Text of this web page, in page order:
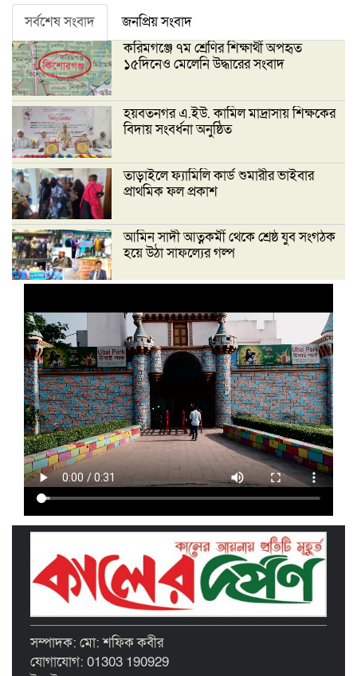
সর্বশেষ সংবাদ
জনপ্রিয় সংবাদ
করিমগঞ্জে ৭ম শ্রেণির শিক্ষার্থী অপহৃত
১৫দিনেও মেলেনি উদ্ধারের সংবাদ
হয়বতনগর এ.ইউ. কামিল মাদ্রাসায় শিক্ষকের
বিদায় সংবর্ধনা অনুষ্ঠিত
তাড়াইলে ফ্যামিলি কার্ড শুমারীর ভাইবার
প্রাথমিক ফল প্রকাশ
আমিন সাদী আত্নকর্মী থেকে শ্রেষ্ঠ যুব সংগঠক
হয়ে উঠা সাফল্যের গল্প
‘দেশ গড়তে জুলাই জাগরণ’ উপলক্ষে
তাড়াইলে এনসিপির পদযাত্রা ও পথসভা
অনুষ্ঠিত
ইসলামী ব্যাংক কিশোরগঞ্জ গাইটাল উপ শাখায়
গ্রাহক সমাবেশ অনুষ্ঠিত
মাধবদীতে এস ডি আইটি ট্রেনিং ইনস্টিটিউট
বিনামূল্যে দক্ষতা প্রশিক্ষণের অ্যাসেসমেন্ট
অনুষ্ঠিত
তাড়াইলে দুই শতাধিক শিক্ষকের অংশগ্রহণে
দিনব্যাপী প্রশিক্ষণ কর্মশালা অনুষ্ঠিত
পরিচ্ছন্ন নগরীর দাবিতে কিশোরগঞ্জ এপেক্স
ক্লাবের অবস্থান কর্মসূচি ও ডাস্টবিন বিতরণ
বৃত্তিপ্রাপ্ত শিক্ষার্থীদের সংবর্ধনা দিল তাড়াইল
উপজেলা প্রশাসন
সম্পাদক: মো: শফিক কবীর
যোগাযোগ: 01303 190929